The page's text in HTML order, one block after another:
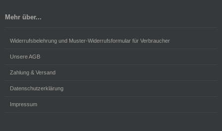
Mehr über...
Widerrufsbelehrung und Muster-Widerrufsformular für Verbraucher
Unsere AGB
Zahlung & Versand
Datenschutzerklärung
Impressum